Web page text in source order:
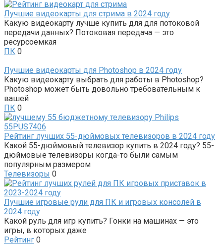
Лучшие видеокарты для стрима в 2024 году
Какую видеокарту лучше купить для для потоковой
передачи данных? Потоковая передача — это
ресурсоемкая
ПК 0
Лучшие видеокарты для Photoshop в 2024 году
Какую видеокарту выбрать для работы в Photoshop?
Photoshop может быть довольно требовательным к
вашей
ПК 0
Рейтинг лучших 55-дюймовых телевизоров в 2024 году
Какой 55-дюймовый телевизор купить в 2024 году? 55-
дюймовые телевизоры когда-то были самым
популярным размером
Телевизоры 0
Лучшие игровые рули для ПК и игровых консолей в
2024 году
Какой руль для игр купить? Гонки на машинах — это
игры, в которых даже
Рейтинг 0